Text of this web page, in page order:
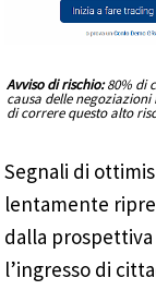
Avviso di rischio:80% di
causa delle
di correre questo alto
Segnali di
lentamente
dalla
l’ingresso di